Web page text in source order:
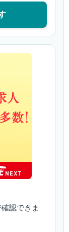
認できま